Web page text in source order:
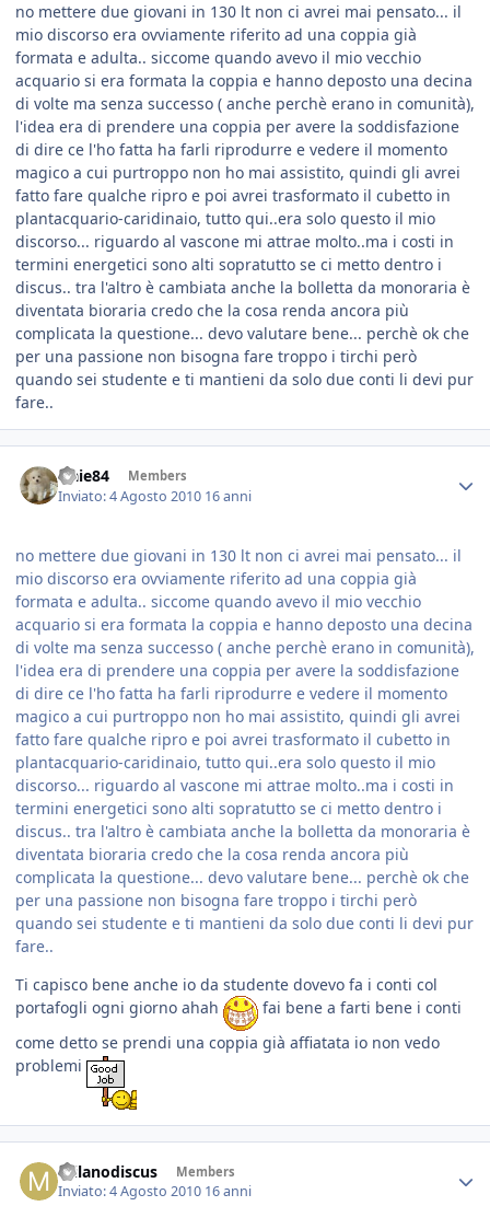
no mettere due giovani in 130 lt non ci avrei mai pensato... il
mio discorso era ovviamente riferito ad una coppia già
formata e adulta.. siccome quando avevo il mio vecchio
acquario si era formata la coppia e hanno deposto una decina
di volte ma senza successo ( anche perchè erano in comunità),
l'idea era di prendere una coppia per avere la soddisfazione
di dire ce l'ho fatta ha farli riprodurre e vedere il momento
magico a cui purtroppo non ho mai assistito, quindi gli avrei
fatto fare qualche ripro e poi avrei trasformato il cubetto in
plantacquario-caridinaio, tutto qui..era solo questo il mio
discorso... riguardo al vascone mi attrae molto..ma i costi in
termini energetici sono alti sopratutto se ci metto dentro i
discus.. tra l'altro è cambiata anche la bolletta da monoraria è
diventata bioraria credo che la cosa renda ancora più
complicata la questione... devo valutare bene... perchè ok che
per una passione non bisogna fare troppo i tirchi però
quando sei studente e ti mantieni da solo due conti li devi pur
fare..
fraie84 Members
Inviato:4 Agosto 2010 16 anni
no mettere due giovani in 130 lt non ci avrei mai pensato... il
mio discorso era ovviamente riferito ad una coppia già
formata e adulta.. siccome quando avevo il mio vecchio
acquario si era formata la coppia e hanno deposto una decina
di volte ma senza successo ( anche perchè erano in comunità),
l'idea era di prendere una coppia per avere la soddisfazione
di dire ce l'ho fatta ha farli riprodurre e vedere il momento
magico a cui purtroppo non ho mai assistito, quindi gli avrei
fatto fare qualche ripro e poi avrei trasformato il cubetto in
plantacquario-caridinaio, tutto qui..era solo questo il mio
discorso... riguardo al vascone mi attrae molto..ma i costi in
termini energetici sono alti sopratutto se ci metto dentro i
discus.. tra l'altro è cambiata anche la bolletta da monoraria è
diventata bioraria credo che la cosa renda ancora più
complicata la questione... devo valutare bene... perchè ok che
per una passione non bisogna fare troppo i tirchi però
quando sei studente e ti mantieni da solo due conti li devi pur
fare..
Ti capisco bene anche io da studente dovevo fa i conti col
portafogli ogni giorno ahah
fai bene a farti bene i conti
come detto se prendi una coppia già affiatata io non vedo
problemi
milanodiscus Members
Inviato:4 Agosto 2010 16 anni